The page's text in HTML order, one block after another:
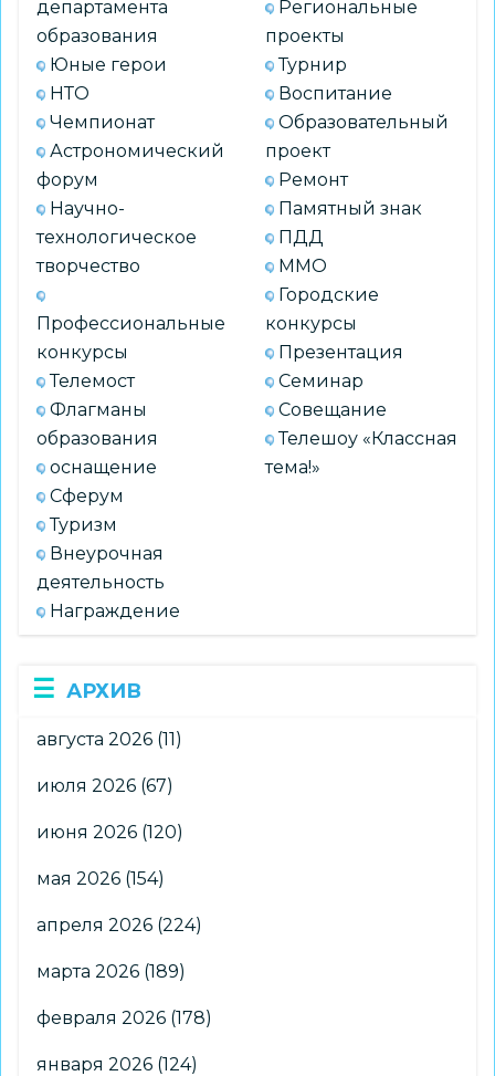
департамента
образования
Юные герои
НТО
Чемпионат
Астрономический
форум
Научно-
технологическое
творчество
Профессиональные
конкурсы
Телемост
Флагманы
образования
оснащение
Сферум
Туризм
Внеурочная
деятельность
Награждение
Региональные
проекты
Турнир
Воспитание
Образовательный
проект
Ремонт
Памятный знак
ПДД
ММО
Городские
конкурсы
Презентация
Семинар
Совещание
Телешоу «Классная
тема!»
АРХИВ
августа 2026 (11)
июля 2026 (67)
июня 2026 (120)
мая 2026 (154)
апреля 2026 (224)
марта 2026 (189)
февраля 2026 (178)
января 2026 (124)